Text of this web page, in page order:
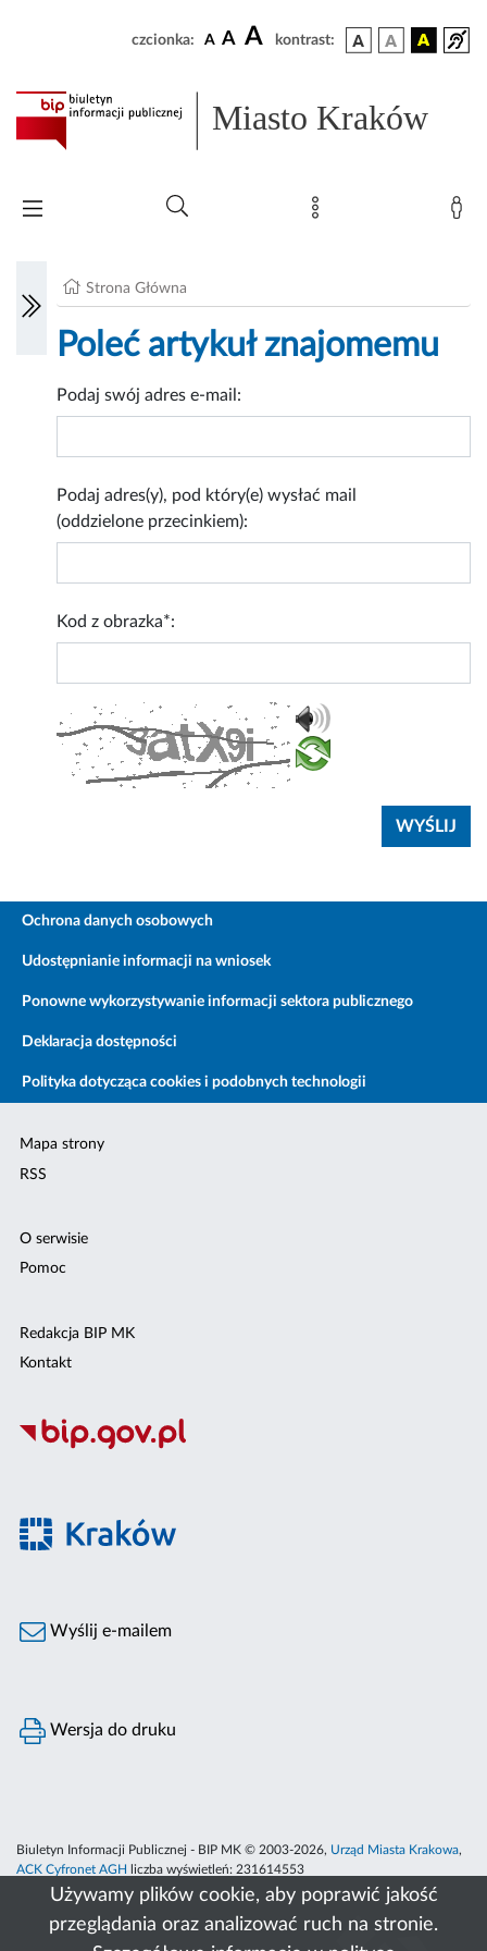
Używamy plików cookie, aby poprawić jakość
przeglądania oraz analizować ruch na stronie.
czcionka: A A A kontrast:
Miasto Kraków
Strona Główna
Poleć artykuł znajomemu
Podaj swój adres e-mail:
Podaj adres(y), pod który(e) wysłać mail
(oddzielone przecinkiem):
Kod z obrazka*:
Ochrona danych osobowych
Udostępnianie informacji na wniosek
Ponowne wykorzystywanie informacji sektora publicznego
Deklaracja dostępności
Polityka dotycząca cookies i podobnych technologii
Mapa strony
RSS
O serwisie
Pomoc
Redakcja BIP MK
Kontakt
Wyślij e-mailem
Wersja do druku
Biuletyn Informacji Publicznej - BIP MK © 2003-2026, Urząd Miasta Krakowa,
ACK Cyfronet AGH
liczba wyświetleń: 231614553